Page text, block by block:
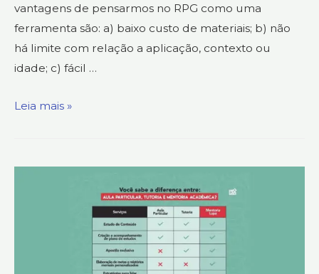
vantagens de pensarmos no RPG como uma
ferramenta são: a) baixo custo de materiais; b) não
há limite com relação a aplicação, contexto ou
idade; c) fácil …
Leia mais »